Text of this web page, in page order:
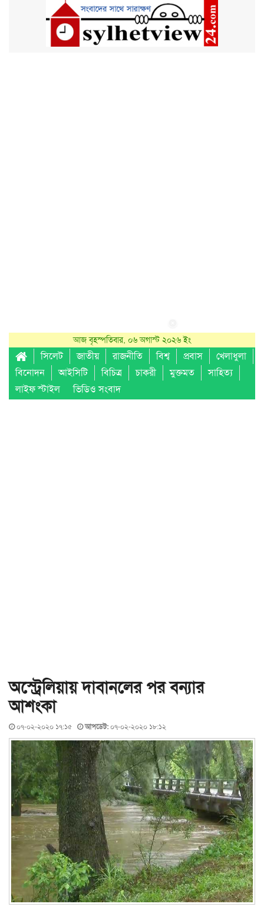
আজ বৃহস্পতিবার, ০৬ অগাস্ট ২০২৬ ইং
সিলেট জাতীয় রাজনীতি বিশ্ব প্রবাস
খেলাধুলা
বিনোদন
আইসিটি বিচিত্র চাকরী মুক্তমত
সাহিত্য
লাইফ স্টাইল
ভিডিও সংবাদ
অস্ট্রেলিয়ায় দাবানলের পর বন্যার
আশংকা
০৭-০২-২০২০ ১৭:১৫ আপডেট:০৭-০২-২০২০ ১৮:১২